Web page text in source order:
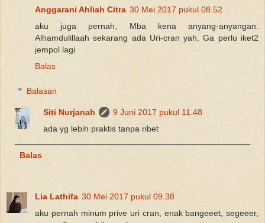
Anggarani Ahliah Citra 30 Mei 2017 pukul 08.52
aku juga pernah, Mba kena anyang-anyangan.
Alhamdulillaah sekarang ada Uri-cran yah. Ga perlu iket2
jempol lagi
Balas
Balasan
Siti Nurjanah
9 Juni 2017 pukul 11.48
ada yg lebih praktis tanpa ribet
Balas
Lia Lathifa 30 Mei 2017 pukul 09.38
aku pernah minum prive uri cran, enak bangeeet, segeeer,